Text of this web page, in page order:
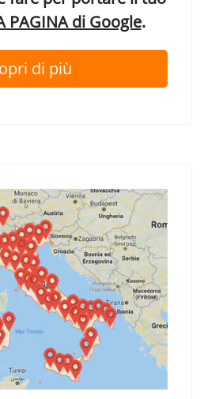
PAGINA di Google.
di più